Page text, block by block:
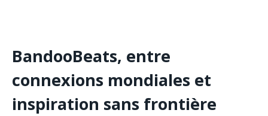
BandooBeats, entre
connexions mondiales et
inspiration sans frontière